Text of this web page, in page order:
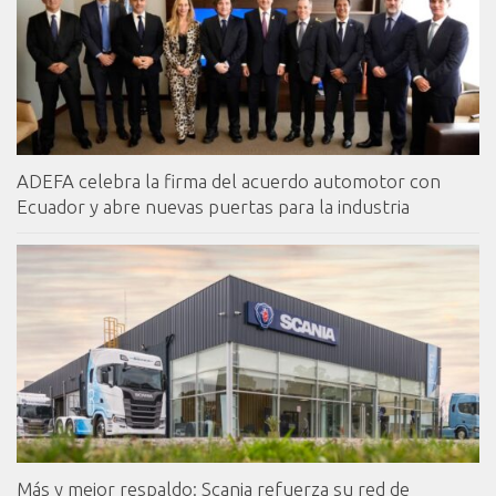
ADEFA celebra la firma del acuerdo automotor con
Ecuador y abre nuevas puertas para la industria
Más y mejor respaldo: Scania refuerza su red de